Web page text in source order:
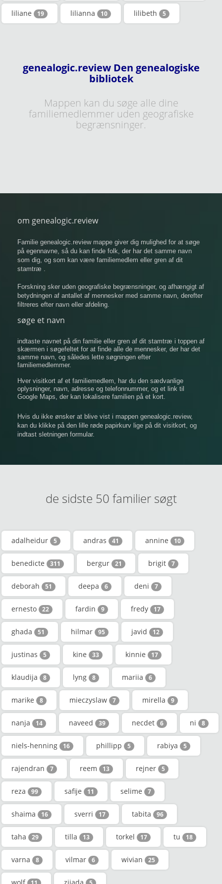
liliane 19 lilianna 10 lilibeth 5
genealogic.review Den genealogiske
bibliotek
Mappen kan du søge alle dine
familiemedlemmer uden geografiske
begrænsninger.
om genealogic.review
Familie genealogic.review mappe giver dig mulighed for at søge
på egennavne, så du kan finde folk, der har det samme navn
som dig, og som kan være familiemedlem eller gren af ​​dit
stamtræ .
Forskning sker uden geografiske begrænsninger, og afhængigt af
betydningen af ​​antallet af mennesker med samme navn, derefter
filtreres efter navn eller afdeling.
søge et navn
indtaste navnet på din familie eller gren af ​​dit stamtræ i toppen af
​​skærmen i søgefeltet for at finde alle de mennesker, der har det
samme navn, og således lette søgningen efter
familiemedlemmer.
Hver visitkort af et familiemedlem, har du den sædvanlige
oplysninger, navn, adresse og telefonnummer, og et link til
Google Maps, der kan lokalisere familien på et kort.
Hvis du ikke ønsker at blive vist i mappen genealogic.review,
kan du klikke på den lille røde papirkurv lige på dit visitkort, og
indtast sletningen formular.
de sidste 50 familier søgt
adalheidur 5 andras 41 annine 10
benedicte 311 bergur 21 brigit 7
deborah 51 deepa 6 deni 7
ernesto 22 fardin 9 fredy 17
ghada 51 hilmar 95 javid 12
justinas 5 kine 33 kinnie 17
klaudija 8 lyng 8 mariia 6
marike 8 mieczyslaw 7 mirella 9
nanja 14 naveed 39 necdet 6 ni 8
niels-henning 16 phillipp 5 rabiya 5
rajendran 7 reem 13 rejner 5
reza 99 safije 11 selime 7
shaima 16 sverri 17 tabita 96
taha 29 tilla 13 torkel 17 tu 18
varna 8 vilmar 6 wivian 25